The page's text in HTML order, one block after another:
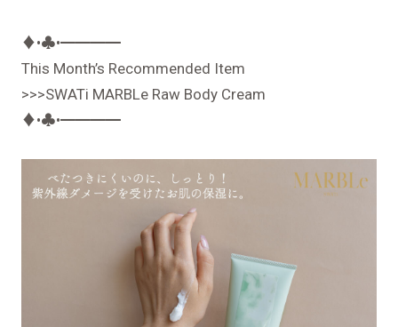
♦︎•♣︎•━━━━
This Month’s Recommended Item
>>>SWATi MARBLe Raw Body Cream
♦︎•♣︎•━━━━